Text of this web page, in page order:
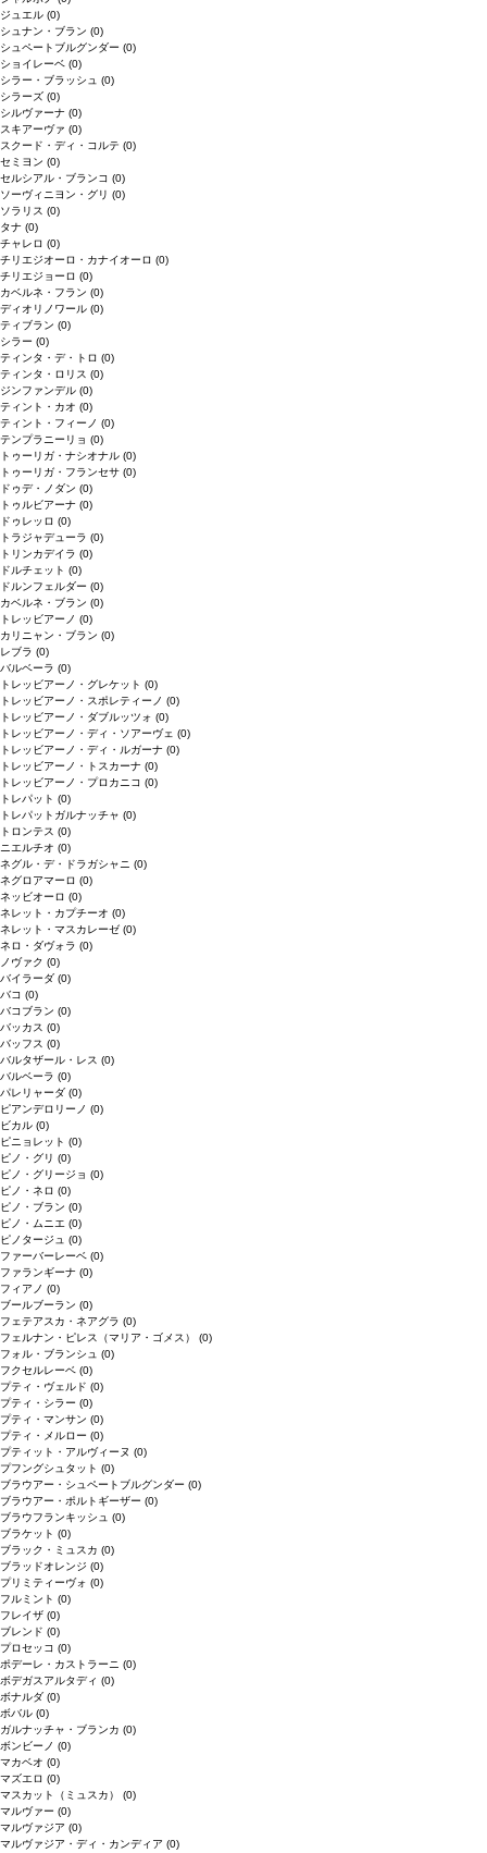
ジュエル (0)
シュナン・ブラン (0)
シュペートブルグンダー (0)
ショイレーベ (0)
シラー・ブラッシュ (0)
シラーズ (0)
シルヴァーナ (0)
スキアーヴァ (0)
スクード・ディ・コルテ (0)
セミヨン (0)
セルシアル・ブランコ (0)
ソーヴィニヨン・グリ (0)
ソラリス (0)
タナ (0)
チャレロ (0)
チリエジオーロ・カナイオーロ (0)
チリエジョーロ (0)
カベルネ・フラン (0)
ディオリノワール (0)
ティブラン (0)
シラー (0)
ティンタ・デ・トロ (0)
ティンタ・ロリス (0)
ジンファンデル (0)
ティント・カオ (0)
ティント・フィーノ (0)
テンプラニーリョ (0)
トゥーリガ・ナシオナル (0)
トゥーリガ・フランセサ (0)
ドゥデ・ノダン (0)
トゥルビアーナ (0)
ドゥレッロ (0)
トラジャデューラ (0)
トリンカデイラ (0)
ドルチェット (0)
ドルンフェルダー (0)
カベルネ・ブラン (0)
トレッビアーノ (0)
カリニャン・ブラン (0)
レブラ (0)
バルベーラ (0)
トレッビアーノ・グレケット (0)
トレッビアーノ・スポレティーノ (0)
トレッビアーノ・ダブルッツォ (0)
トレッビアーノ・ディ・ソアーヴェ (0)
トレッビアーノ・ディ・ルガーナ (0)
トレッビアーノ・トスカーナ (0)
トレッビアーノ・プロカニコ (0)
トレパット (0)
トレパットガルナッチャ (0)
トロンテス (0)
ニエルチオ (0)
ネグル・デ・ドラガシャニ (0)
ネグロアマーロ (0)
ネッビオーロ (0)
ネレット・カプチーオ (0)
ネレット・マスカレーゼ (0)
ネロ・ダヴォラ (0)
ノヴァク (0)
バイラーダ (0)
バコ (0)
バコブラン (0)
バッカス (0)
バッフス (0)
バルタザール・レス (0)
バルベーラ (0)
パレリャーダ (0)
ピアンデロリーノ (0)
ビカル (0)
ピニョレット (0)
ピノ・グリ (0)
ピノ・グリージョ (0)
ピノ・ネロ (0)
ピノ・ブラン (0)
ピノ・ムニエ (0)
ピノタージュ (0)
ファーバーレーベ (0)
ファランギーナ (0)
フィアノ (0)
ブールブーラン (0)
フェテアスカ・ネアグラ (0)
フェルナン・ピレス（マリア・ゴメス） (0)
フォル・ブランシュ (0)
フクセルレーベ (0)
プティ・ヴェルド (0)
プティ・シラー (0)
プティ・マンサン (0)
プティ・メルロー (0)
プティット・アルヴィーヌ (0)
プフングシュタット (0)
ブラウアー・シュペートブルグンダー (0)
ブラウアー・ポルトギーザー (0)
ブラウフランキッシュ (0)
ブラケット (0)
ブラック・ミュスカ (0)
ブラッドオレンジ (0)
プリミティーヴォ (0)
フルミント (0)
フレイザ (0)
ブレンド (0)
プロセッコ (0)
ポデーレ・カストラーニ (0)
ボデガスアルタディ (0)
ボナルダ (0)
ボバル (0)
ガルナッチャ・ブランカ (0)
ボンビーノ (0)
マカベオ (0)
マズエロ (0)
マスカット（ミュスカ） (0)
マルヴァー (0)
マルヴァジア (0)
マルヴァジア・ディ・カンディア (0)